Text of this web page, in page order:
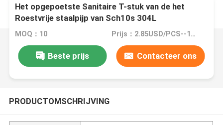
Het opgepoetste Sanitaire T-stuk van de het
Roestvrije staalpijp van Sch10s 304L
MOQ：10 Prijs：2.85USD/PCS--10977/PCS
Beste prijs Contacteer ons
PRODUCTOMSCHRIJVING